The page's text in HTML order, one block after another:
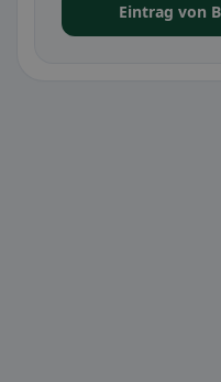
Eintrag von